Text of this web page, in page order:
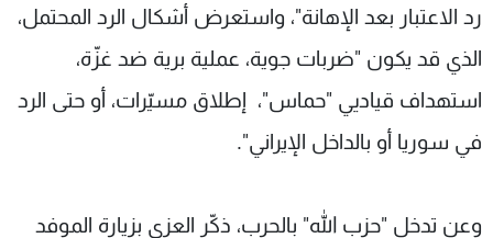
رد الاعتبار بعد الإهانة"، واستعرض أشكال الرد المحتمل،
الذي قد يكون "ضربات جوية، عملية برية ضد غزّة،
استهداف قياديي "حماس"، إطلاق مسيّرات، أو حتى الرد
في سوريا أو بالداخل الإيراني".
وعن تدخل "حزب الله" بالحرب، ذكّر العزي بزيارة الموفد